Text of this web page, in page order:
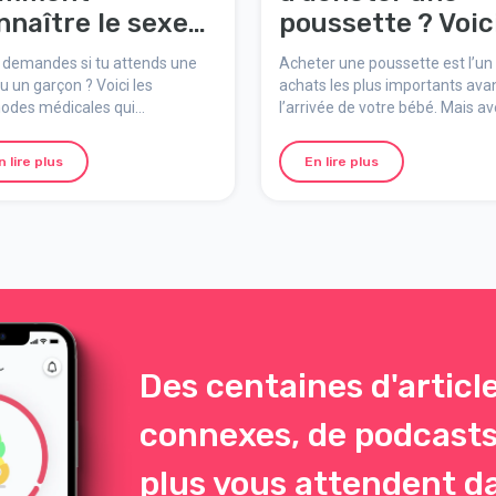
le sexe
(vraiment)
que disent les
?
demandes si tu attends une
un garçon ? Voici les
médicales qui
populaires qu’on entend
pendant la grossesse.
lire plus
poussette ?
quelques
éviter !
Acheter une poussette est l’un
achats les plus importants
l’arrivée de votre bébé. Mais
fonctionnalités disponibles, on
vite se sentir perdu dans la
En lire plus
Des centaines
connexes, de
plus vous attendent